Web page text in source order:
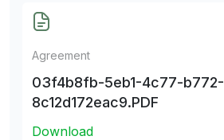
Agreement
03f4b8fb-5eb1-4c77-b772-
8c12d172eac9.PDF
Download